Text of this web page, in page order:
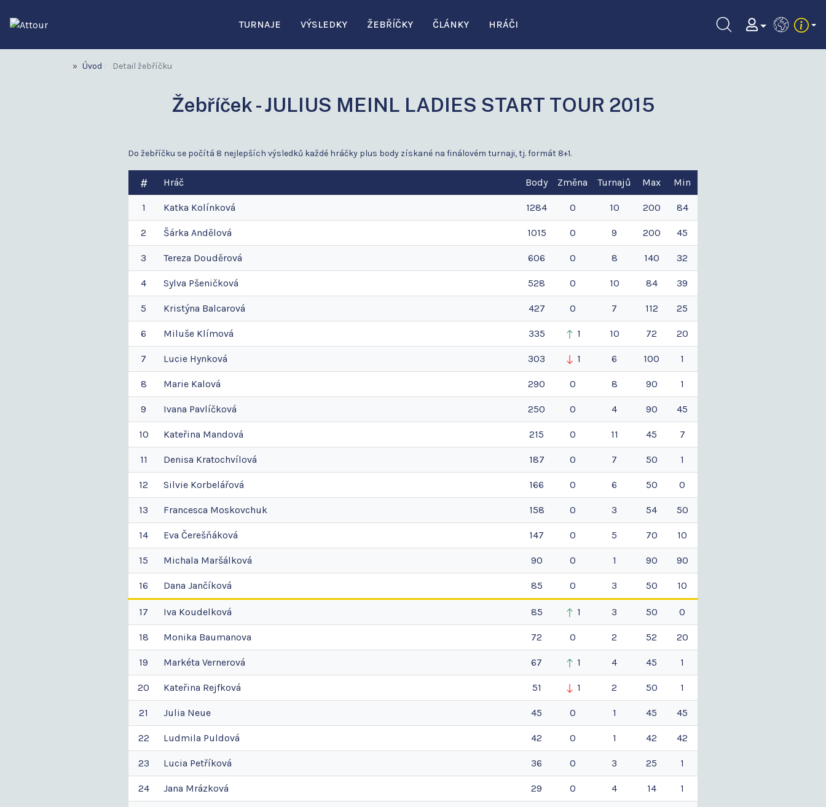
TURNAJE VÝSLEDKY ŽEBŘÍČKY ČLÁNKY HRÁČI
EN
Úvod Detail žebříčku
Žebříček - JULIUS MEINL LADIES START TOUR 2015
Do žebříčku se počítá 8 nejlepších výsledků každé hráčky plus body získané na finálovém turnaji, tj. formát 8+1.
Hráč Body Změna Turnajů Max Min
1 Katka Kolínková 1284 0 10 200 84
2 Šárka Andělová 1015 0 9 200 45
3 Tereza Douděrová 606 0 8 140 32
4 Sylva Pšeničková 528 0 10 84 39
5 Kristýna Balcarová 427 0 7 112 25
6 Miluše Klímová 335 1 10 72 20
7 Lucie Hynková 303 1 6 100 1
8 Marie Kalová 290 0 8 90 1
9 Ivana Pavlíčková 250 0 4 90 45
10 Kateřina Mandová 215 0 11 45 7
11 Denisa Kratochvílová 187 0 7 50 1
12 Silvie Korbelářová 166 0 6 50 0
13 Francesca Moskovchuk 158 0 3 54 50
14 Eva Čerešňáková 147 0 5 70 10
15 Michala Maršálková 90 0 1 90 90
16 Dana Jančíková 85 0 3 50 10
17 Iva Koudelková 85 1 3 50 0
18 Monika Baumanova 72 0 2 52 20
19 Markéta Vernerová 67 1 4 45 1
20 Kateřina Rejfková 51 1 2 50 1
21 Julia Neue 45 0 1 45 45
22 Ludmila Puldová 42 0 1 42 42
23 Lucia Petříková 36 0 3 25 1
24 Jana Mrázková 29 0 4 14 1